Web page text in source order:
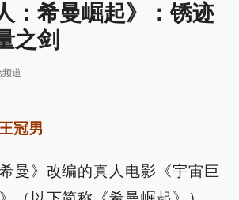
：希曼崛起》：锈迹
之剑
道
冠男
曼》改编的真人电影《宇宙巨